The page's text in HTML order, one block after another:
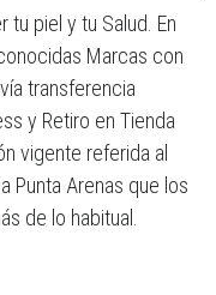
tu piel y tu Salud. En
Marcas con
transferencia
y Retiro en Tienda
vigente referida al
Punta Arenas que los
de lo habitual.